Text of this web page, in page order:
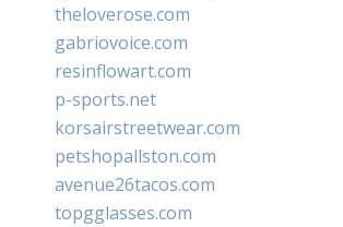
theloverose.com
gabriovoice.com
resinflowart.com
p-sports.net
korsairstreetwear.com
petshopallston.com
avenue26tacos.com
topgglasses.com